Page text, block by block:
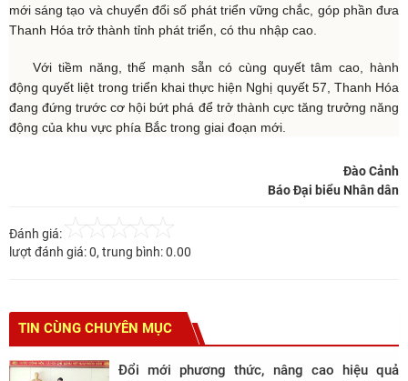
mới sáng tạo và chuyển đổi số phát triển vững chắc, góp phần đưa
Thanh Hóa trở thành tỉnh phát triển, có thu nhập cao.
Với tiềm năng, thế mạnh sẵn có cùng quyết tâm cao, hành
động quyết liệt trong triển khai thực hiện Nghị quyết 57, Thanh Hóa
đang đứng trước cơ hội bứt phá để trở thành cực tăng trưởng năng
động của khu vực phía Bắc trong giai đoạn mới.
Đào Cảnh
Báo Đại biểu Nhân dân
Đánh giá:
lượt đánh giá:0, trung bình:0.00
TIN CÙNG CHUYÊN MỤC
Đổi mới phương thức, nâng cao hiệu quả